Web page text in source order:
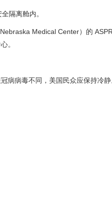
隔离舱内。
Medical Center）的
。
病病毒不同，美国民众应保持冷静